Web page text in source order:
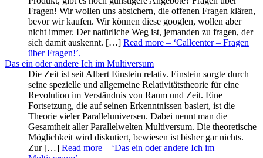
Fragen! Wir wollen uns absichern, die offenen Fragen klären,
bevor wir kaufen. Wir können diese googlen, wollen aber
nicht immer. Der natürliche Weg ist, jemanden zu fragen, der
sich damit auskennt. […] Read more – ‘Callcenter – Fragen
über Fragen!’.
Das ein oder andere Ich im Multiversum
Die Zeit ist seit Albert Einstein relativ. Einstein sorgte durch
seine spezielle und allgemeine Relativitätstheorie für eine
Revolution im Verständnis von Raum und Zeit. Eine
Fortsetzung, die auf seinen Erkenntnissen basiert, ist die
Theorie vieler Paralleluniversen. Dabei nennt man die
Gesamtheit aller Parallelwelten Multiversum. Die theoretische
Möglichkeit wird diskutiert, bewiesen ist bisher gar nichts.
Zur […] Read more – ‘Das ein oder andere Ich im